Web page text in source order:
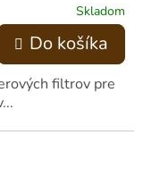
Skladom
Do košíka
filtrov pre